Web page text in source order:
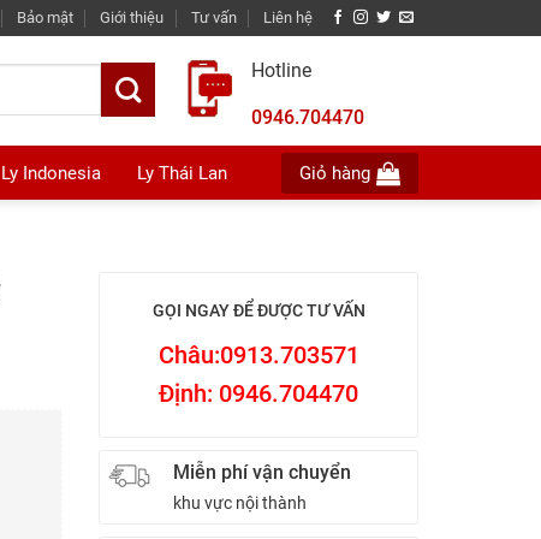
Bảo mật Giới thiệu Tư vấn Liên hệ
Hotline
0946.704470
Ly Indonesia Ly Thái Lan Giỏ hàng
GỌI NGAY ĐỂ ĐƯỢC TƯ VẤN
Châu:0913.703571
Định: 0946.704470
Miễn phí vận chuyển
khu vực nội thành